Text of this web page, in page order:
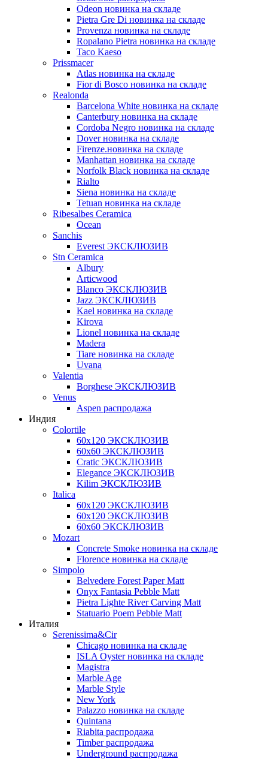
Odeon новинка на складе
Pietra Gre Di новинка на складе
Provenza новинка на складе
Ropalano Pietra новинка на складе
Taco Kaeso
Prissmacer
Atlas новинка на складе
Fior di Bosco новинка на складе
Realonda
Barсelona White новинка на складе
Canterbury новинка на складе
Cordoba Negro новинка на складе
Dover новинка на складе
Firenze.новинка на складе
Manhattan новинка на складе
Norfolk Black новинка на складе
Rialto
Siena новинка на складе
Tetuan новинка на складе
Ribesalbes Ceramica
Ocean
Sanchis
Everest ЭКСКЛЮЗИВ
Stn Ceramica
Albury
Articwood
Blanco ЭКСКЛЮЗИВ
Jazz ЭКСКЛЮЗИВ
Kael новинка на складе
Kirova
Lionel новинка на складе
Madera
Tiare новинка на складе
Uvana
Valentia
Borghese ЭКСКЛЮЗИВ
Venus
Aspen распродажа
Индия
Colortile
60х120 ЭКСКЛЮЗИВ
60х60 ЭКСКЛЮЗИВ
Cratic ЭКСКЛЮЗИВ
Elegance ЭКСКЛЮЗИВ
Kilim ЭКСКЛЮЗИВ
Italica
60х120 ЭКСКЛЮЗИВ
60х120 ЭКСКЛЮЗИВ
60х60 ЭКСКЛЮЗИВ
Mozart
Concrete Smoke новинка на складе
Florence новинка на складе
Simpolo
Belvedere Forest Paper Matt
Onyx Fantasia Pebble Matt
Pietra Lighte River Carving Matt
Statuario Poem Pebble Matt
Италия
Serenissima&Cir
Chicago новинка на складе
ISLA Oyster новинка на складе
Magistra
Marble Age
Marble Style
New York
Palazzo новинка на складе
Quintana
Riabita распродажа
Timber распродажа
Underground распродажа